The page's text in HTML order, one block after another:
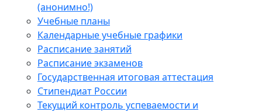
(анонимно!)
Учебные планы
Календарные учебные графики
Расписание занятий
Расписание экзаменов
Государственная итоговая аттестация
Стипендиат России
Текущий контроль успеваемости и